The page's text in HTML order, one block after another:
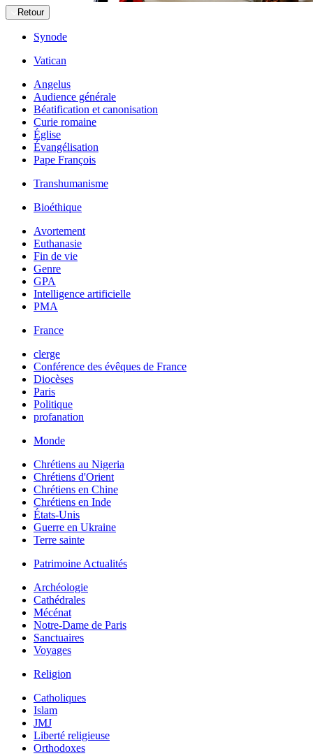
Retour
Synode
Vatican
Angelus
Audience générale
Béatification et canonisation
Curie romaine
Église
Évangélisation
Pape François
Transhumanisme
Bioéthique
Avortement
Euthanasie
Fin de vie
Genre
GPA
Intelligence artificielle
PMA
France
clerge
Conférence des évêques de France
Diocèses
Paris
Politique
profanation
Monde
Chrétiens au Nigeria
Chrétiens d'Orient
Chrétiens en Chine
Chrétiens en Inde
États-Unis
Guerre en Ukraine
Terre sainte
Patrimoine Actualités
Archéologie
Cathédrales
Mécénat
Notre-Dame de Paris
Sanctuaires
Voyages
Religion
Catholiques
Islam
JMJ
Liberté religieuse
Orthodoxes